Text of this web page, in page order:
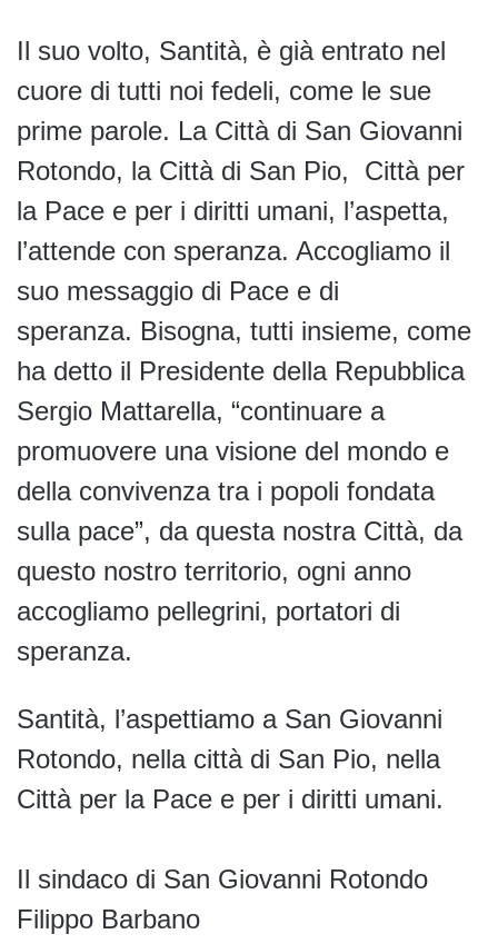
Il suo volto, Santità, è già entrato nel
cuore di tutti noi fedeli, come le sue
prime parole. La Città di San Giovanni
Rotondo, la Città di San Pio, Città per
la Pace e per i diritti umani, l’aspetta,
l’attende con speranza. Accogliamo il
suo messaggio di Pace e di
speranza. Bisogna, tutti insieme, come
ha detto il Presidente della Repubblica
Sergio Mattarella, “continuare a
promuovere una visione del mondo e
della convivenza tra i popoli fondata
sulla pace”, da questa nostra Città, da
questo nostro territorio, ogni anno
accogliamo pellegrini, portatori di
speranza.
Santità, l’aspettiamo a San Giovanni
Rotondo, nella città di San Pio, nella
Città per la Pace e per i diritti umani.
Il sindaco di San Giovanni Rotondo
Filippo Barbano